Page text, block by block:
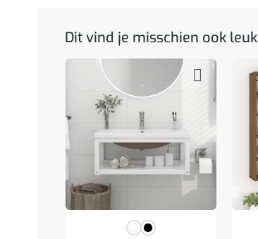
Dit vind je misschien ook leuk